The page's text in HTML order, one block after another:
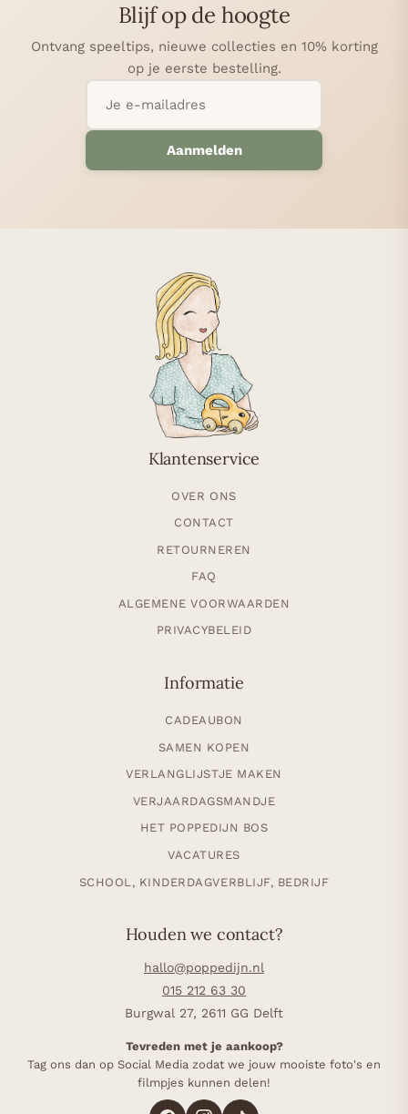
Blijf op de hoogte
Ontvang speeltips, nieuwe collecties en 10% korting
op je eerste bestelling.
Aanmelden
Klantenservice
OVER ONS
CONTACT
RETOURNEREN
FAQ
ALGEMENE VOORWAARDEN
PRIVACYBELEID
Informatie
CADEAUBON
SAMEN KOPEN
VERLANGLIJSTJE MAKEN
VERJAARDAGSMANDJE
HET POPPEDIJN BOS
VACATURES
SCHOOL, KINDERDAGVERBLIJF, BEDRIJF
Houden we contact?
hallo@poppedijn.nl
015 212 63 30
Burgwal 27, 2611 GG Delft
Tevreden met je aankoop?
Tag ons dan op Social Media zodat we jouw mooiste foto's en
filmpjes kunnen delen!